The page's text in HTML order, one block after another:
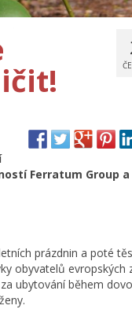
Ferratum Group
prázdnin a poté
obyvatelů evropských
ubytování během